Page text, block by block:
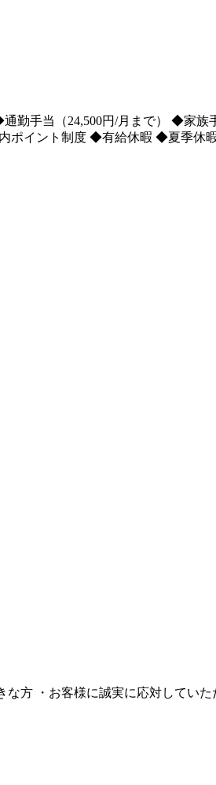
手当（24,500円/月まで） ◆家族
ポイント制度 ◆有給休暇 ◆夏季
方 ・お客様に誠実に応対してい